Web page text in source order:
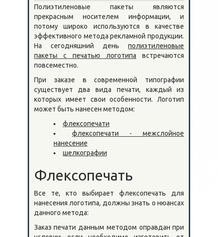
Полиэтиленовые пакеты являются
прекрасным носителем информации, и
потому широко используются в качестве
эффективного метода рекламной продукции.
На сегодняшний деньполиэтиленовые
пакеты с печатью логотипа встречаются
повсеместно.
При заказе в современной типографии
существует два вида печати, каждый из
которых имеет свои особенности. Логотип
может быть нанесен методом:
флексопечати
флексопечати - межслойное
нанесение
шелкографии
Флексопечать
Все те, кто выбирает флексопечать для
нанесения логотипа, должны знать о нюансах
данного метода:
Заказ печати данным методом оправдан при